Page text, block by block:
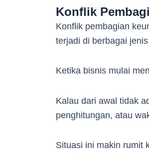
Konflik
Konflik pembagian
terjadi di berbagai
Ketika bisnis mulai
Kalau dari awal tidak
penghitungan, atau
Situasi ini makin rumit